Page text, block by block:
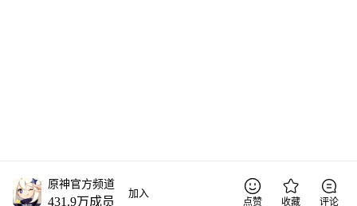
原神官方频道
431.9万成员
加入
点赞 收藏 评论